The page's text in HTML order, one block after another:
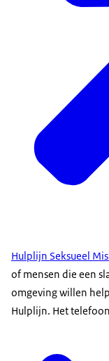
Hulplijn Seksueel
of mensen die een
omgeving willen
Hulplijn. Het